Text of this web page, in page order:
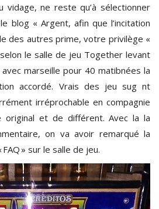
vidage, ne reste qu’à sélectionner
blog « Argent, afin que l’incitation
des autres prime, votre privilège «
le salle de jeu Together levant
marseille pour 40 matibnées la
accordé. Vrais des jeu sug nt
irréprochable en compagnie
original et de différent. Avec la la
on va avoir remarqué la
» sur le salle de jeu.